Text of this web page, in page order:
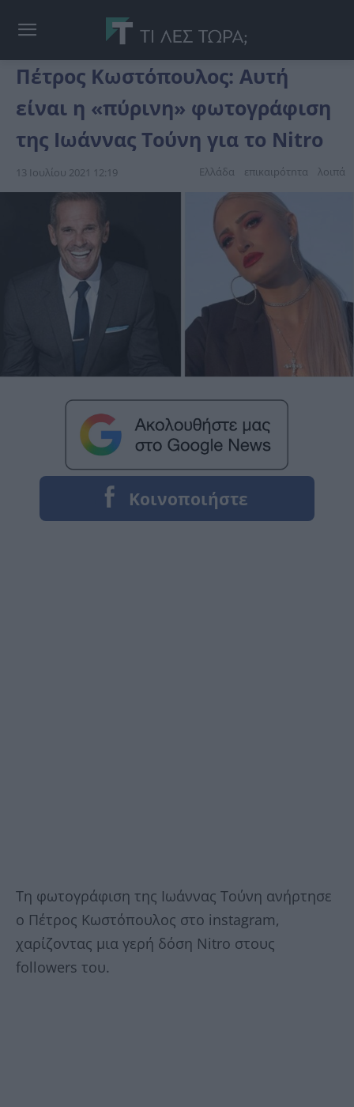
Πέτρος Κωστόπουλος: Αυτή
είναι η «πύρινη» φωτογράφιση
της Ιωάννας Τούνη για το Nitro
13 Ιουλίου 2021 12:19 Ελλάδα επικαιpότnτα λοιπά
Τη φωτογράφιση της Ιωάννας Τούνη ανήρτησε
ο Πέτρος Κωστόπουλος στο instagram,
χαρίζοντας μια γερή δόση Nitro στους
followers του.